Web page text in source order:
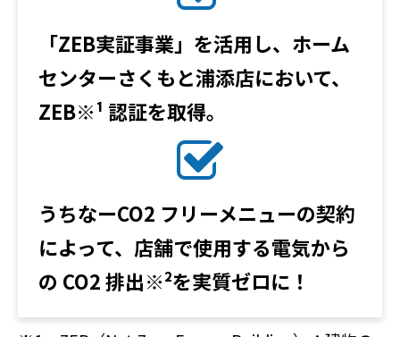
「ZEB実証事業」を活用し、ホーム
センターさくもと浦添店において、
ZEB※¹ 認証を取得。
うちなーCO2 フリーメニューの契約
によって、店舗で使用する電気から
の CO2 排出※²を実質ゼロに！